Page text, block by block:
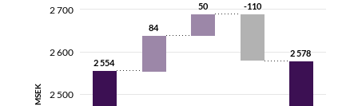
MSEK
2 554
2 554
84
84
50
50 -110
-110
2 578
2 578
2 500
2 600
2 700